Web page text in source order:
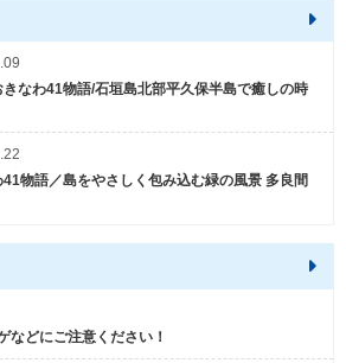
きなわ41物語/石垣島北部平久保半島で癒しの時
41物語／島をやさしく包み込む緑の風景 多良間
などにご注意ください！